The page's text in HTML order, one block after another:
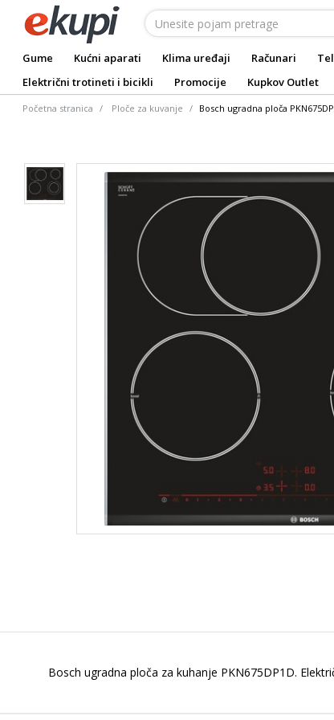
Gume Kućni aparati Klima uređaji Računari
Električni trotineti i bicikli
Promocije Kupkov Outlet
Početna stranica Ploče za kuvanje Bosch ugradna ploča
Bosch ugradna ploča za kuhanje PKN675DP1D.